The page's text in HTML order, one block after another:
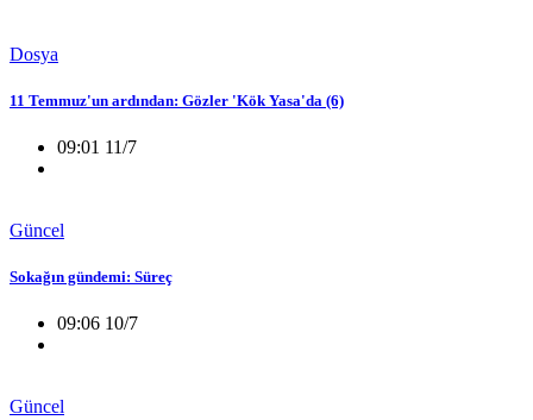
Dosya
11 Temmuz'un ardından: Gözler 'Kök Yasa'da (6)
09:01 11/7
Güncel
Sokağın gündemi: Süreç
09:06 10/7
Güncel